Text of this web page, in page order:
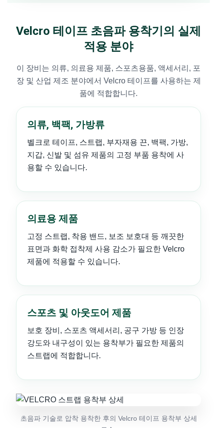
Velcro 테이프 초음파 용착기의 실제
적용 분야
이 장비는 의류, 의료용 제품, 스포츠용품, 액세서리, 포
장 및 산업 제조 분야에서 Velcro 테이프를 사용하는 제
품에 적합합니다.
의류, 백팩, 가방류
벨크로 테이프, 스트랩, 부자재용 끈, 백팩, 가방,
지갑, 신발 및 섬유 제품의 고정 부품 용착에 사
용할 수 있습니다.
의료용 제품
고정 스트랩, 착용 밴드, 보조 보호대 등 깨끗한
표면과 화학 접착제 사용 감소가 필요한 Velcro
제품에 적용할 수 있습니다.
스포츠 및 아웃도어 제품
보호 장비, 스포츠 액세서리, 공구 가방 등 인장
강도와 내구성이 있는 용착부가 필요한 제품의
스트랩에 적합합니다.
초음파 기술로 압착 용착한 후의 Velcro 테이프 용착부 상세